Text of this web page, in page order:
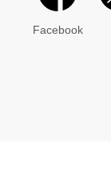
Facebook